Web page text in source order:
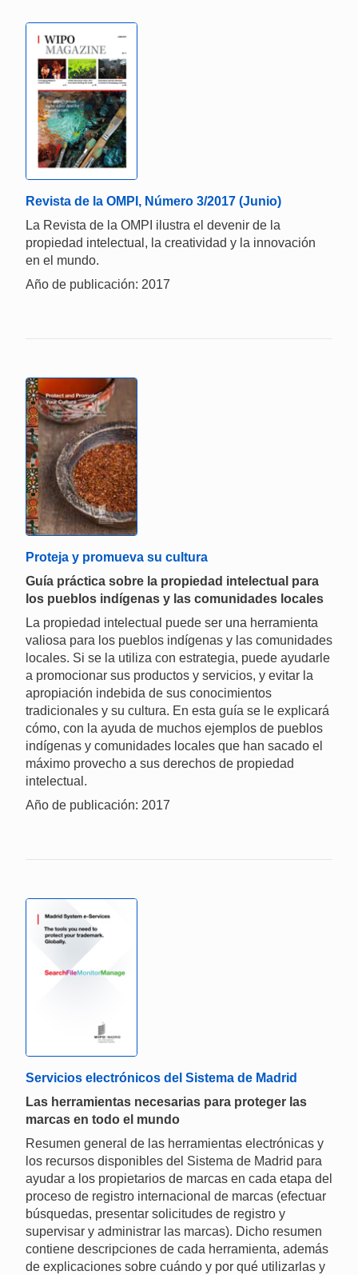
Revista de la OMPI, Número 3/2017 (Junio)
La Revista de la OMPI ilustra el devenir de la
propiedad intelectual, la creatividad y la innovación
en el mundo.
Año de publicación: 2017
Proteja y promueva su cultura
Guía práctica sobre la propiedad intelectual para
los pueblos indígenas y las comunidades locales
La propiedad intelectual puede ser una herramienta
valiosa para los pueblos indígenas y las comunidades
locales. Si se la utiliza con estrategia, puede ayudarle
a promocionar sus productos y servicios, y evitar la
apropiación indebida de sus conocimientos
tradicionales y su cultura. En esta guía se le explicará
cómo, con la ayuda de muchos ejemplos de pueblos
indígenas y comunidades locales que han sacado el
máximo provecho a sus derechos de propiedad
intelectual.
Año de publicación: 2017
Servicios electrónicos del Sistema de Madrid
Las herramientas necesarias para proteger las
marcas en todo el mundo
Resumen general de las herramientas electrónicas y
los recursos disponibles del Sistema de Madrid para
ayudar a los propietarios de marcas en cada etapa del
proceso de registro internacional de marcas (efectuar
búsquedas, presentar solicitudes de registro y
supervisar y administrar las marcas). Dicho resumen
contiene descripciones de cada herramienta, además
de explicaciones sobre cuándo y por qué utilizarlas y